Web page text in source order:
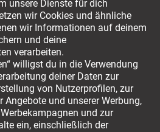
044 797 59 94